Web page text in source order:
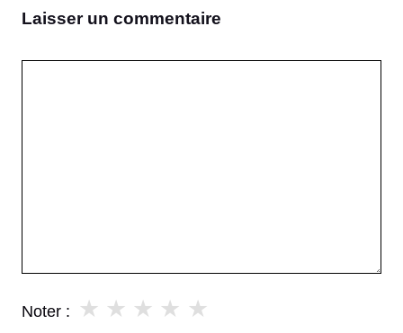
Laisser un commentaire
Noter : ★
★
★
★
★